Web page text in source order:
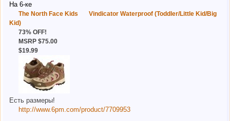
На 6-ке
The North Face Kids
Vindicator Waterproof (Toddler/Little Kid/Big
Kid)
73% OFF!
MSRP $75.00
$19.99
Есть размеры!
http://www.6pm.com/product/7709953